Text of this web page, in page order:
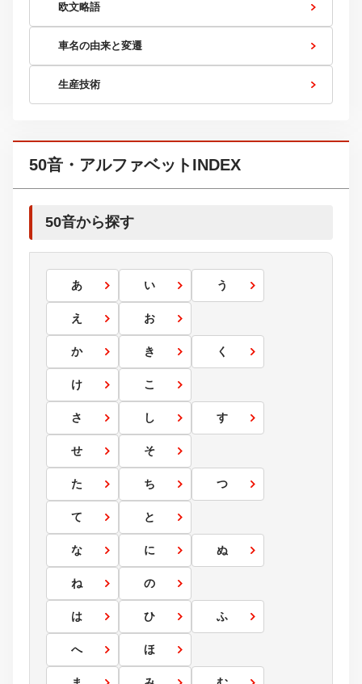
欧文略語
車名の由来と変遷
生産技術
50音・アルファベットINDEX
50音から探す
あ い う
え お
か き く
け こ
さ し す
せ そ
た ち つ
て と
な に ぬ
ね の
は ひ ふ
へ ほ